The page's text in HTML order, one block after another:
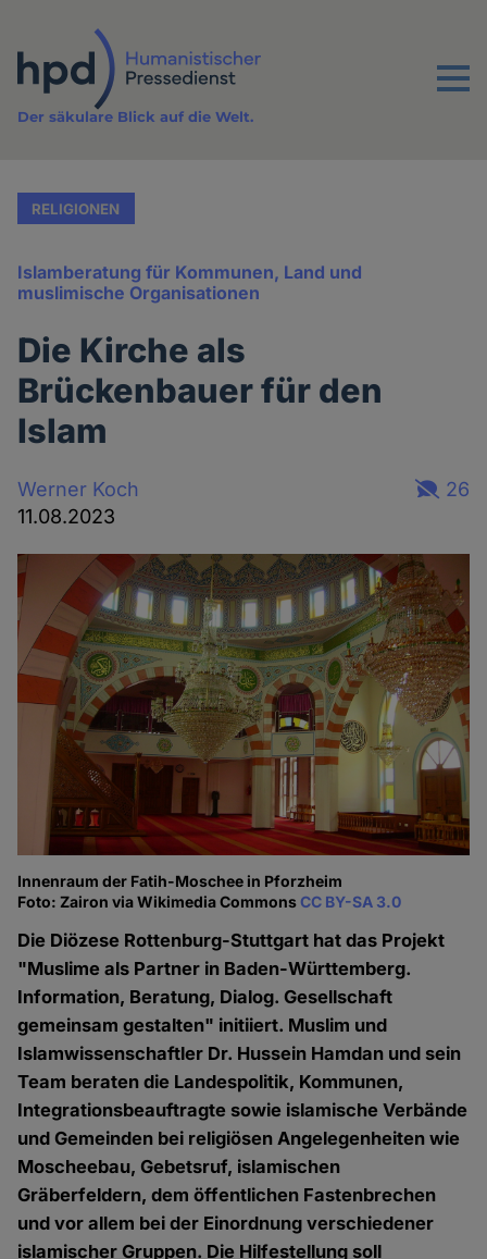
Inhalt
Menu
Der säkulare Blick auf die Welt.
RELIGIONEN
Islamberatung für Kommunen, Land und
muslimische Organisationen
Die Kirche als
Brückenbauer für den
Islam
Werner Koch
11.08.2023
26
Innenraum der Fatih-Moschee in Pforzheim
Foto: Zairon via Wikimedia CommonsCC BY-SA 3.0
Die Diözese Rottenburg-Stuttgart hat das Projekt
"Muslime als Partner in Baden-Württemberg.
Information, Beratung, Dialog. Gesellschaft
gemeinsam gestalten" initiiert. Muslim und
Islamwissenschaftler Dr. Hussein Hamdan und sein
Team beraten die Landespolitik, Kommunen,
Integrationsbeauftragte sowie islamische Verbände
und Gemeinden bei religiösen Angelegenheiten wie
Moscheebau, Gebetsruf, islamischen
Gräberfeldern, dem öffentlichen Fastenbrechen
und vor allem bei der Einordnung verschiedener
islamischer Gruppen. Die Hilfestellung soll